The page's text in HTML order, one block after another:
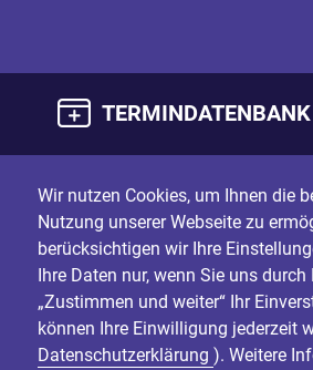
TERMINDATENBANK
Wir nutzen Cookies, um Ihnen die
Nutzung unserer Webseite zu
berücksichtigen wir Ihre
Ihre Daten nur, wenn Sie uns
„Zustimmen und weiter“ Ihr
können Ihre Einwilligung jederzeit
Datenschutzerklärung ). Weitere